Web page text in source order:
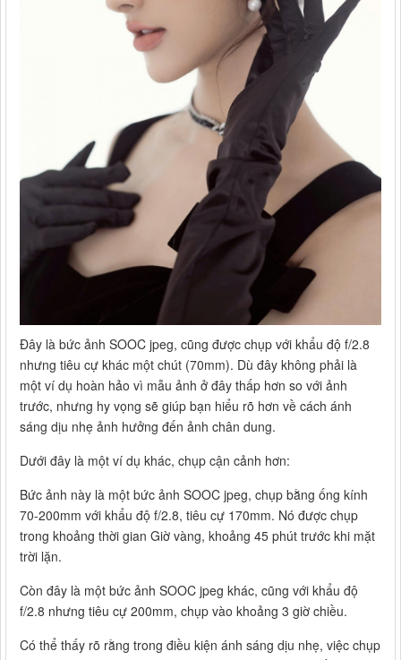
Đây là bức ảnh SOOC jpeg, cũng được chụp với khẩu độ f/2.8
nhưng tiêu cự khác một chút (70mm). Dù đây không phải là
một ví dụ hoàn hảo vì mẫu ảnh ở đây thấp hơn so với ảnh
trước, nhưng hy vọng sẽ giúp bạn hiểu rõ hơn về cách ánh
sáng dịu nhẹ ảnh hưởng đến ảnh chân dung.
Dưới đây là một ví dụ khác, chụp cận cảnh hơn:
Bức ảnh này là một bức ảnh SOOC jpeg, chụp bằng ống kính
70-200mm với khẩu độ f/2.8, tiêu cự 170mm. Nó được chụp
trong khoảng thời gian Giờ vàng, khoảng 45 phút trước khi mặt
trời lặn.
Còn đây là một bức ảnh SOOC jpeg khác, cũng với khẩu độ
f/2.8 nhưng tiêu cự 200mm, chụp vào khoảng 3 giờ chiều.
Có thể thấy rõ rằng trong điều kiện ánh sáng dịu nhẹ, việc chụp